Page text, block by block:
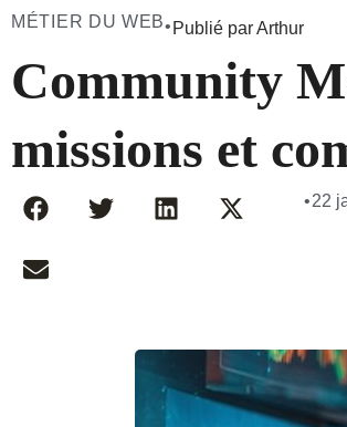
MÉTIER DU WEB• Publié par Arthur
Community
missions et
•22